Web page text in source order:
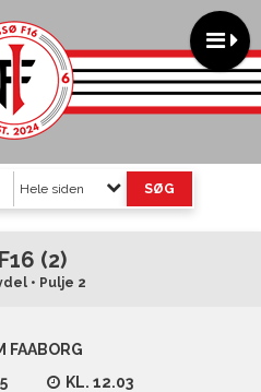
Hele siden
(2)
• Pulje 2
FAABORG
KL. 12.03